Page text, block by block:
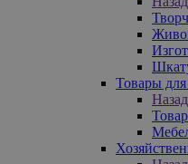
Товары
Назад